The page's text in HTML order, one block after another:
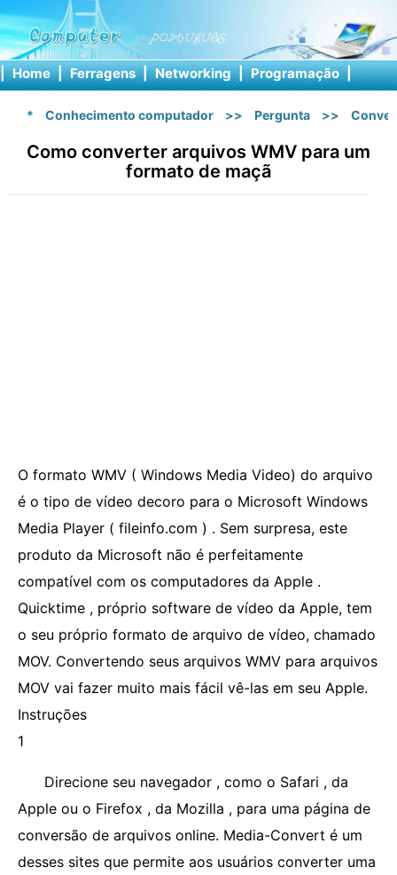
| Home | Ferragens | Networking | Programação |
* Conhecimento computador >> Pergunta >>
Como converter arquivos WMV para um
formato de maçã
O formato WMV ( Windows Media Video) do arquivo
é o tipo de vídeo decoro para o Microsoft Windows
Media Player ( fileinfo.com ) . Sem surpresa, este
produto da Microsoft não é perfeitamente
compatível com os computadores da Apple .
Quicktime , próprio software de vídeo da Apple, tem
o seu próprio formato de arquivo de vídeo, chamado
MOV. Convertendo seus arquivos WMV para arquivos
MOV vai fazer muito mais fácil vê-las em seu Apple.
Instruções
1
Direcione seu navegador , como o Safari , da
Apple ou o Firefox , da Mozilla , para uma página de
conversão de arquivos online. Media-Convert é um
desses sites que permite aos usuários converter uma